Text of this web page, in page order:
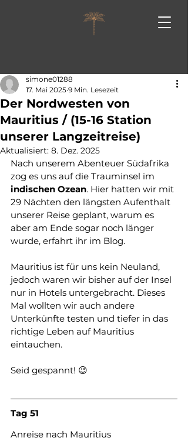
Der Nordwesten von
Mauritius / (15-16 Station
unserer Langzeitreise)
simone01288
17. Mai 2025 9 Min. Lesezeit
Aktualisiert: 8. Dez. 2025
Nach unserem Abenteuer Südafrika
zog es uns auf die Trauminsel im
indischen Ozean. Hier hatten wir mit
29 Nächten den längsten Aufenthalt
unserer Reise geplant, warum es
aber am Ende sogar noch länger
wurde, erfahrt ihr im Blog.
Mauritius ist für uns kein Neuland,
jedoch waren wir bisher auf der Insel
nur in Hotels untergebracht. Dieses
Mal wollten wir auch andere
Unterkünfte testen und tiefer in das
richtige Leben auf Mauritius
eintauchen.
Seid gespannt! 😉
Tag 51
Anreise nach Mauritius